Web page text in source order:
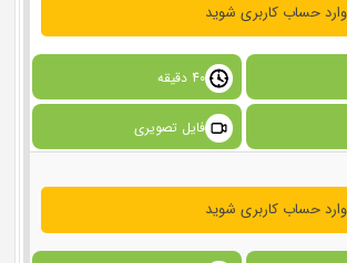
وارد حساب کاربری شوید
40 دقیقه
فایل تصویری
وارد حساب کاربری شوید